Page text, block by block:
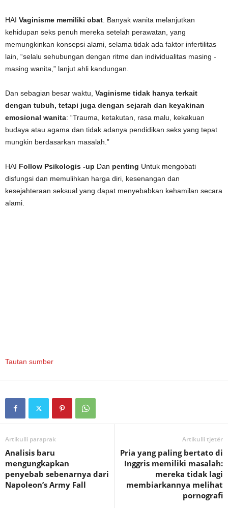
HAI Vaginisme memiliki obat . Banyak wanita melanjutkan
kehidupan seks penuh mereka setelah perawatan, yang
memungkinkan konsepsi alami, selama tidak ada faktor infertilitas
lain, “selalu sehubungan dengan ritme dan individualitas masing -
masing wanita,” lanjut ahli kandungan.
Dan sebagian besar waktu, Vaginisme tidak hanya terkait
dengan tubuh, tetapi juga dengan sejarah dan keyakinan
emosional wanita: “Trauma, ketakutan, rasa malu, kekakuan
budaya atau agama dan tidak adanya pendidikan seks yang tepat
mungkin berdasarkan masalah.”
HAI Follow Psikologis -up Dan penting Untuk mengobati
disfungsi dan memulihkan harga diri, kesenangan dan
kesejahteraan seksual yang dapat menyebabkan kehamilan secara
alami.
Tautan sumber
Artikulli paraprak
Analisis baru
mengungkapkan
penyebab sebenarnya dari
Napoleon’s Army Fall
Artikulli tjetër
Pria yang paling bertato di
Inggris memiliki masalah:
mereka tidak lagi
membiarkannya melihat
pornografi